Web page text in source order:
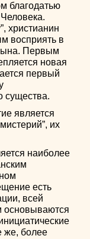
благодатью
христианин
восприять в
Первым
новая
первый
существа.
является
их
наиболее
есть
всей
основываются
же, более